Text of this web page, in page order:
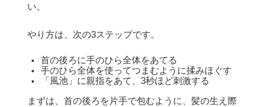
い。
やり方は、次の3ステップです。
首の後ろに手のひら全体をあてる
手のひら全体を使ってつまむように揉みほぐす
「風池」に親指をあて、3秒ほど刺激する
まずは、首の後ろを片手で包むように、髪の生え際